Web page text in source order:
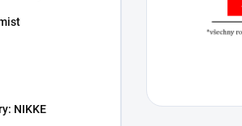
NIKKE